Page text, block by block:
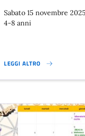
Sabato 15 novembre
4-8 anni
LEGGI ALTRO
MA I MOSTRI LEGGONO LE